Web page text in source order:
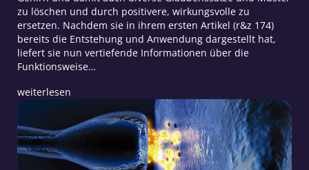
zu löschen und durch positivere, wirkungsvolle zu
ersetzen. Nachdem sie in ihrem ersten Artikel (r&z 174)
bereits die Entstehung und Anwendung dargestellt hat,
liefert sie nun vertiefende Informationen über die
Funktionsweise…
weiterlesen